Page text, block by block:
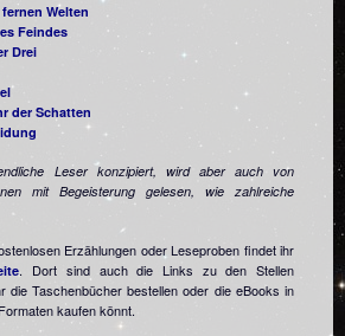
Welten
Feindes
Drei
der Schatten
Leser konzipiert, wird aber auch von
mit Begeisterung gelesen, wie zahlreiche
Erzählungen oder Leseproben findet ihr
. Dort sind auch die Links zu den Stellen
die Taschenbücher bestellen oder die eBooks in
kaufen könnt.